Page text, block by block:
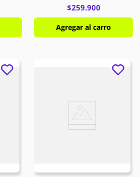
$259.900
Agregar al carro